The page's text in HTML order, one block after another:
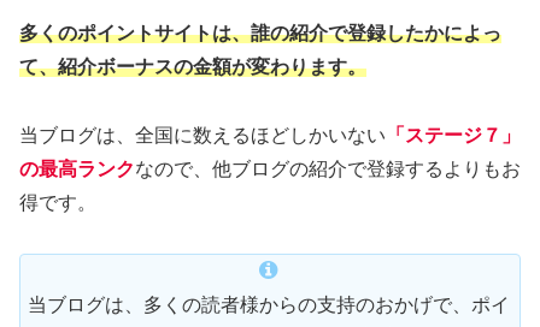
多くのポイントサイトは、誰の紹介で登録したかによっ
て、紹介ボーナスの金額が変わります。
当ブログは、全国に数えるほどしかいない 「ステージ７」
の最高ランクなので、他ブログの紹介で登録するよりもお
得です。
当ブログは、多くの読者様からの支持のおかげで、ポイ